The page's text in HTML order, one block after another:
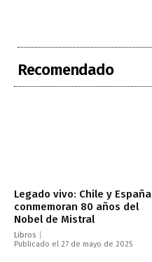
Recomendado
Legado vivo: Chile y España
conmemoran 80 años del
Nobel de Mistral
Libros
Publicado el 27 de mayo de 2025